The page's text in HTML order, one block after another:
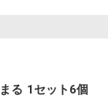
る 1セット6個